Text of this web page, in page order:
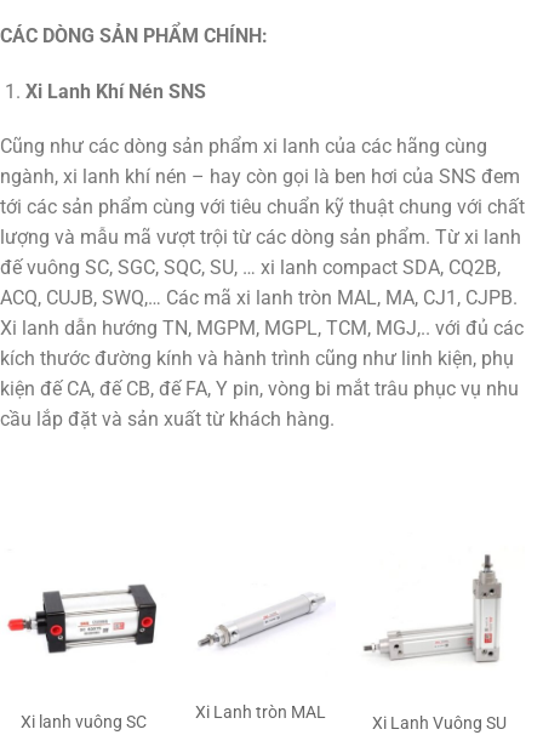
CÁC DÒNG SẢN PHẨM CHÍNH:
Xi Lanh Khí Nén SNS
Cũng như các dòng sản phẩm xi lanh của các hãng cùng
ngành, xi lanh khí nén – hay còn gọi là ben hơi của SNS đem
tới các sản phẩm cùng với tiêu chuẩn kỹ thuật chung với chất
lượng và mẫu mã vượt trội từ các dòng sản phẩm. Từ xi lanh
đế vuông SC, SGC, SQC, SU, … xi lanh compact SDA, CQ2B,
ACQ, CUJB, SWQ,… Các mã xi lanh tròn MAL, MA, CJ1, CJPB.
Xi lanh dẫn hướng TN, MGPM, MGPL, TCM, MGJ,.. với đủ các
kích thước đường kính và hành trình cũng như linh kiện, phụ
kiện đế CA, đế CB, đế FA, Y pin, vòng bi mắt trâu phục vụ nhu
cầu lắp đặt và sản xuất từ khách hàng.
Xi lanh vuông SC Xi Lanh tròn MAL
Xi Lanh Vuông SU